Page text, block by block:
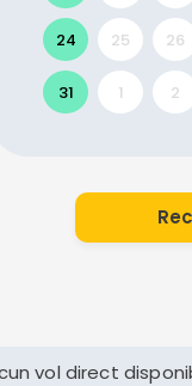
24 25 26
31 1 2
vol direct